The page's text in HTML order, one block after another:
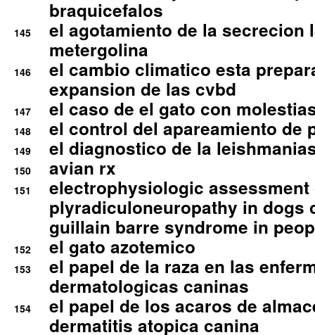
braquicefalos
145
el agotamiento de la secrecion
metergolina
146
el cambio climatico esta
expansion de las cvbd
147 el caso de el gato con
148 el control del apareamiento de
149 el diagnostico de la
150 avian rx
151
electrophysiologic assessment
plyradiculoneuropathy in dogs
guillain barre syndrome in
152 el gato azotemico
153
el papel de la raza en las
dermatologicas caninas
154
el papel de los acaros de
dermatitis atopica canina